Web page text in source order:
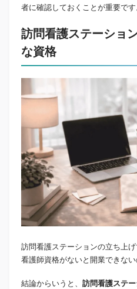
者に確認しておくことが重要です
訪問看護ステーショ
な資格
訪問看護ステーションの立ち上
看護師資格がないと開業できない
結論からいうと、 訪問看護ステ